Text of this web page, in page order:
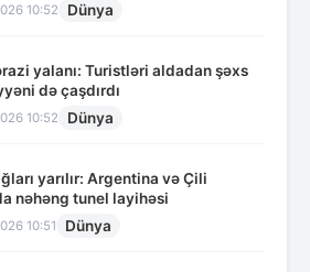
10:52 Dünya
yalanı: Turistləri aldadan şəxs
də çaşdırdı
10:52 Dünya
yarılır: Argentina və Çili
nəhəng tunel layihəsi
10:51 Dünya